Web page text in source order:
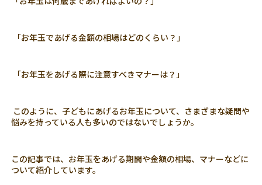
「お年玉であげる金額の相場はどのくらい？」
「お年玉をあげる際に注意すべきマナーは？」
このように、子どもにあげるお年玉について、さまざまな疑問や
悩みを持っている人も多いのではないでしょうか。
この記事では、お年玉をあげる期間や金額の相場、マナーなどに
ついて紹介しています。